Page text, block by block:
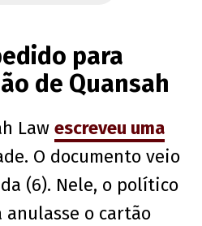
para
de Quansah
Law escreveu uma
O documento veio
(6). Nele, o político
o cartão